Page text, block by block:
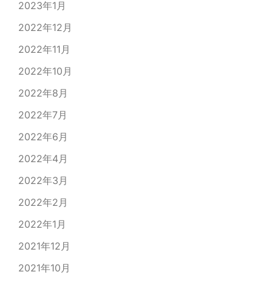
2023年1月
2022年12月
2022年11月
2022年10月
2022年8月
2022年7月
2022年6月
2022年4月
2022年3月
2022年2月
2022年1月
2021年12月
2021年10月